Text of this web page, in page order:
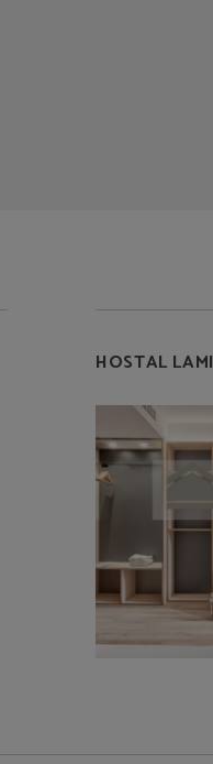
HOSTAL LAMI